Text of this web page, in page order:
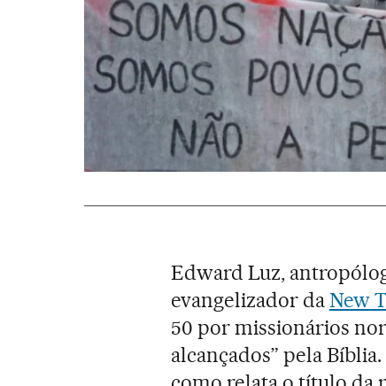
Edward Luz,
evangelizador daNew
50 por missionários
alcançados” pela